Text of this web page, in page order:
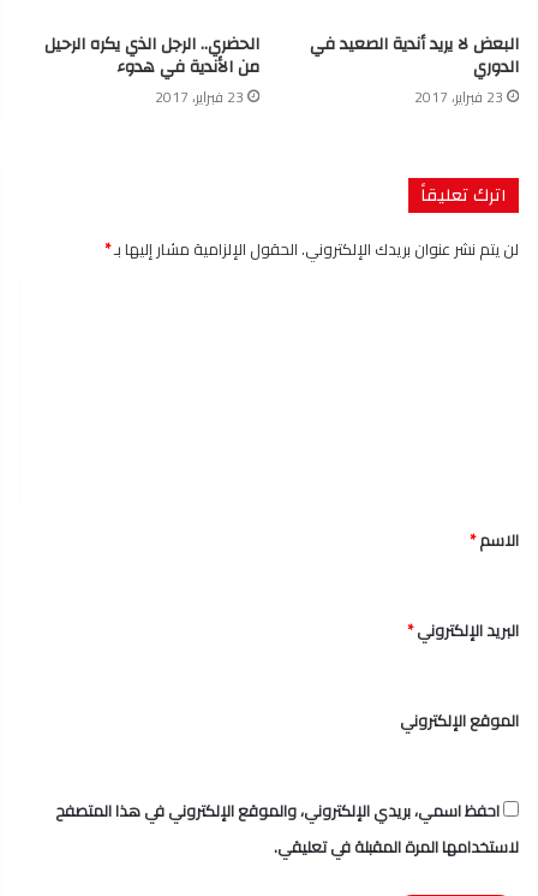
البعض لا يريد أندية الصعيد في
الدوري
23 فبراير، 2017
الحضري.. الرجل الذي يكره الرحيل
من الأندية في هدوء
23 فبراير، 2017
اترك تعليقاً
لن يتم نشر عنوان بريدك الإلكتروني.الحقول الإلزامية مشار إليها بـ*
*
الاسم*
البريد الإلكتروني*
الموقع الإلكتروني
احفظ اسمي، بريدي الإلكتروني، والموقع الإلكتروني في هذا المتصفح
لاستخدامها المرة المقبلة في تعليقي.